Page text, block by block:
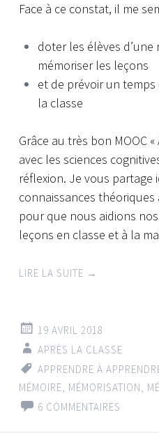
Face à ce constat, il me
doter les élèves
mémoriser les leçons
et de prévoir un
la classe
Grâce au très bon MOOC
avec les sciences
réflexion. Je vous partage
connaissances théoriques
pour que nous aidions
leçons en classe et à la
LIRE LA SUITE →
19 AVRIL 2018
APRÈS LA CLASSE
APPRENDRE À
MÉMOIRE, MÉMORISATION,
6 COMMENTAIRES